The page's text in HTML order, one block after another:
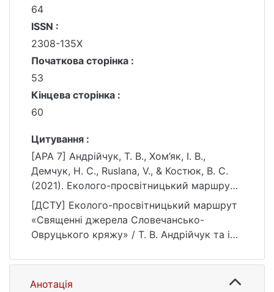
64
ISSN :
2308-135X
Початкова сторінка :
53
Кінцева сторінка :
60
Цитування :
[APA 7] Андрійчук, Т. В., Хом’як, І. В.,
Демчук, Н. С., Ruslana, V., & Костюк, В. С.
(2021). Еколого-просвітницький маршрут
«Священні джерела Словечансько-
Овруцького кряжу». Географія та туризм,
(64), 53–60.
https://ir.library.knu.ua/handle/15071834/2173
0
[ДСТУ] Еколого-просвітницький маршрут
«Священні джерела Словечансько-
Овруцького кряжу» / Т. В. Андрійчук та ін.
60. URL:
https://ir.library.knu.ua/handle/15071834/2173
Анотація